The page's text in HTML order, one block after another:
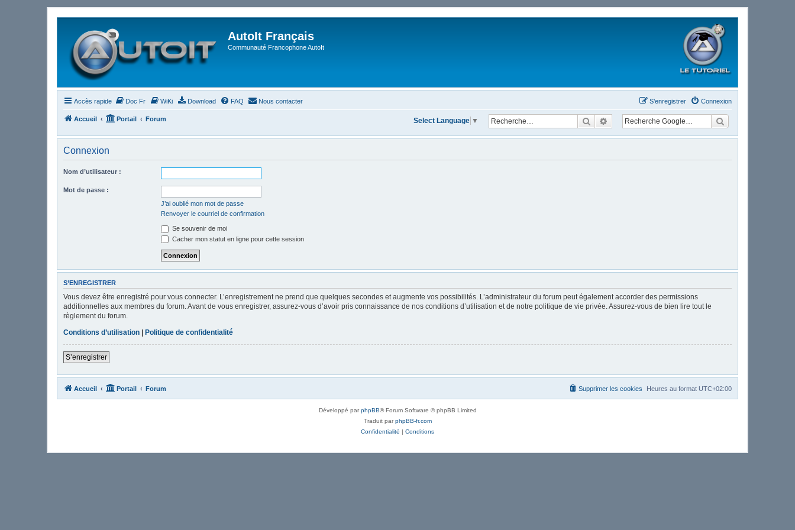
AutoIt Français
Communauté Francophone AutoIt
Accès rapide Doc Fr WiKi Download FAQ Nous contacter Connexion
S’enregistrer
Accueil Portail Forum RechercherRecherche avancée
Select Language ▼
Connexion
Nom d’utilisateur :
Mot de passe :
J’ai oublié mon mot de passe
Renvoyer le courriel de confirmation
Se souvenir de moi
Cacher mon statut en ligne pour cette session
S’ENREGISTRER
Vous devez être enregistré pour vous connecter. L’enregistrement ne prend que quelques secondes et augmente vos possibilités. L’administrateur du forum peut également accorder des permissions
additionnelles aux membres du forum. Avant de vous enregistrer, assurez-vous d’avoir pris connaissance de nos conditions d’utilisation et de notre politique de vie privée. Assurez-vous de bien lire tout le
règlement du forum.
Conditions d’utilisation | Politique de confidentialité
S’enregistrer
Accueil Portail Forum Heures au format UTC+02:00
Supprimer les cookies
Développé parphpBB® Forum Software © phpBB Limited
Traduit parphpBB-fr.com
Confidentialité | Conditions